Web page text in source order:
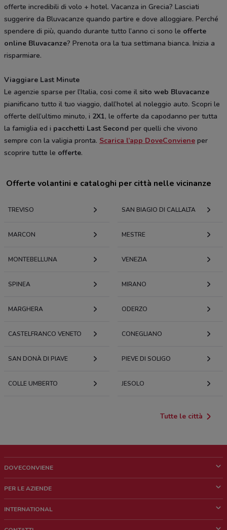
offerte incredibili di volo + hotel. Vacanza in Grecia? Lasciati
suggerire da Bluvacanze quando partire e dove alloggiare. Perché
spendere di più, quando durante tutto l’anno ci sono le offerte
online Bluvacanze? Prenota ora la tua settimana bianca. Inizia a
risparmiare.
Viaggiare Last Minute
Le agenzie sparse per l’Italia, cosi come il sito web Bluvacanze
pianificano tutto il tuo viaggio, dall’hotel al noleggio auto. Scopri le
offerte dell’ultimo minuto, i 2X1, le offerte da capodanno per tutta
la famiglia ed i pacchetti Last Second per quelli che vivono
sempre con la valigia pronta. Scarica l’app DoveConviene per
scoprire tutte le offerte.
Offerte volantini e cataloghi per città nelle vicinanze
TREVISO SAN BIAGIO DI CALLALTA
MARCON MESTRE
MONTEBELLUNA VENEZIA
SPINEA MIRANO
MARGHERA ODERZO
CASTELFRANCO VENETO CONEGLIANO
SAN DONÀ DI PIAVE PIEVE DI SOLIGO
COLLE UMBERTO JESOLO
Tutte le città
DOVECONVIENE
Chi siamo
PER LE AZIENDE
Richieste commerciali e marketing
INTERNATIONAL